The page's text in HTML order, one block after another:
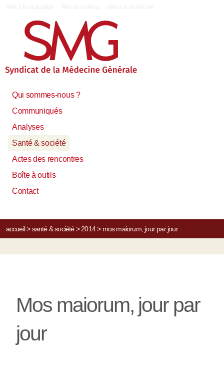
Qui sommes-nous ?
Communiqués
Analyses
Santé & société
Actes des rencontres
Boîte à outils
Contact
accueil> santé & société> 2014> mos maiorum, jour par jour
Mos maiorum, jour par
jour